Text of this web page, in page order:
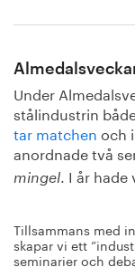
Under
stålindustrin
tar matchen och
anordnade två
mingel. I år hade
Tillsammans med
skapar vi ett
seminarier och